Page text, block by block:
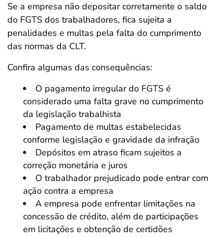
Se a empresa não depositar corretamente o saldo
do FGTS dos trabalhadores, fica sujeita a
penalidades e multas pela falta do cumprimento
das normas da CLT.
Confira algumas das consequências:
O pagamento irregular do FGTS é
considerado uma falta grave no cumprimento
da legislação trabalhista
Pagamento de multas estabelecidas
conforme legislação e gravidade da infração
Depósitos em atraso ficam sujeitos a
correção monetária e juros
O trabalhador prejudicado pode entrar com
ação contra a empresa
A empresa pode enfrentar limitações na
concessão de crédito, além de participações
em licitações e obtenção de certidões